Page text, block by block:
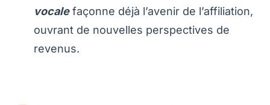
vocalefaçonne déjà l’avenir de l’affiliation,
ouvrant de nouvelles perspectives de
revenus.